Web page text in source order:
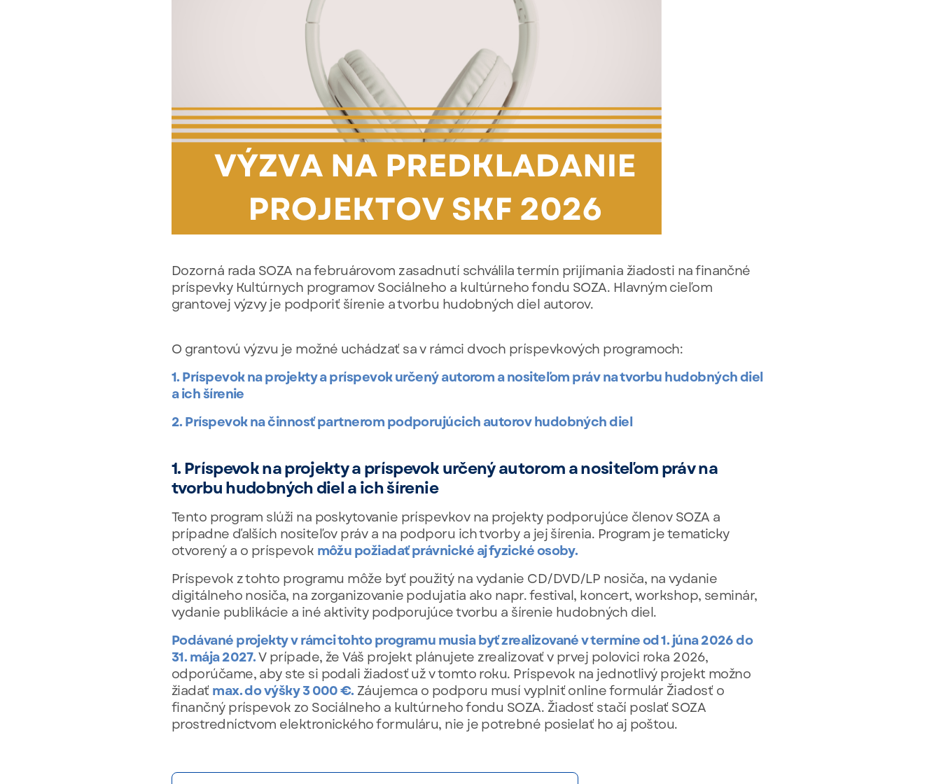
Dozorná rada SOZA na februárovom zasadnutí schválila termín prijímania žiadosti na finančné
príspevky Kultúrnych programov Sociálneho a kultúrneho fondu SOZA. Hlavným cieľom
grantovej výzvy je podporiť šírenie a tvorbu hudobných diel autorov.
O grantovú výzvu je možné uchádzať sa v rámci dvoch príspevkových programoch:
1. Príspevok na projekty a príspevok určený autorom a nositeľom práv na tvorbu hudobných diel
a ich šírenie
2. Príspevok na činnosť partnerom podporujúcich autorov hudobných diel
1. Príspevok na projekty a príspevok určený autorom a nositeľom práv na
tvorbu hudobných diel a ich šírenie
Tento program slúži na poskytovanie príspevkov na projekty podporujúce členov SOZA a
prípadne ďalších nositeľov práv a na podporu ich tvorby a jej šírenia. Program je tematicky
otvorený a o príspevok môžu požiadať právnické aj fyzické osoby.
Príspevok z tohto programu môže byť použitý na vydanie CD/DVD/LP nosiča, na vydanie
digitálneho nosiča, na zorganizovanie podujatia ako napr. festival, koncert, workshop, seminár,
vydanie publikácie a iné aktivity podporujúce tvorbu a šírenie hudobných diel.
Podávané projekty v rámci tohto programu musia byť zrealizované v termíne od 1. júna 2026 do
31. mája 2027.V prípade, že Váš projekt plánujete zrealizovať v prvej polovici roka 2026,
odporúčame, aby ste si podali žiadosť už v tomto roku. Príspevok na jednotlivý projekt možno
žiadaťmax. do výšky 3 000 €. Záujemca o podporu musí vyplniť online formulár Žiadosť o
finančný príspevok zo Sociálneho a kultúrneho fondu SOZA. Žiadosť stačí poslať SOZA
prostredníctvom elektronického formuláru, nie je potrebné posielať ho aj poštou.